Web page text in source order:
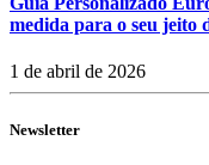
medida para o seu jeito
1 de abril de 2026
Newsletter